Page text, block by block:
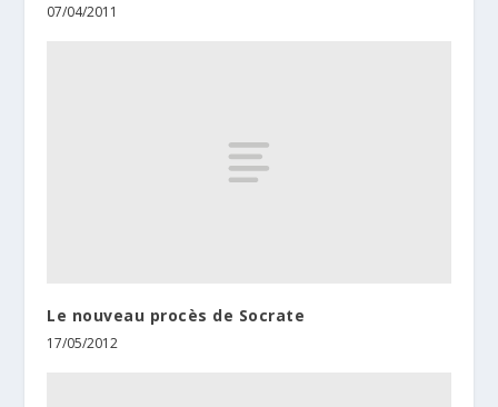
07/04/2011
Le nouveau procès de Socrate
17/05/2012